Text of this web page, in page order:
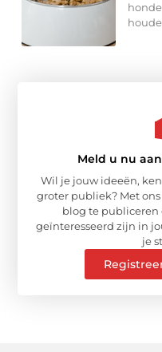
Meld u nu
Wil je jouw ideeën,
groter publiek? Met
blog te publiceren
geïnteresseerd zijn in
je